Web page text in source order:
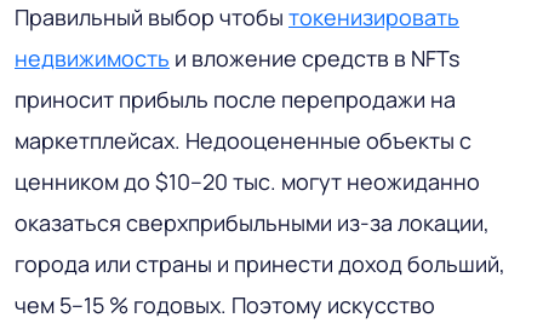
Правильный выбор чтобы токенизировать
недвижимость и вложение средств в NFTs
приносит прибыль после перепродажи на
маркетплейсах. Недооцененные объекты с
ценником до $10–20 тыс. могут неожиданно
оказаться сверхприбыльными из-за локации,
города или страны и принести доход больший,
чем 5–15 % годовых. Поэтому искусство